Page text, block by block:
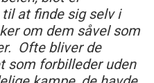
at finde sig selv i
om dem såvel som
Ofte bliver de
som forbilleder uden